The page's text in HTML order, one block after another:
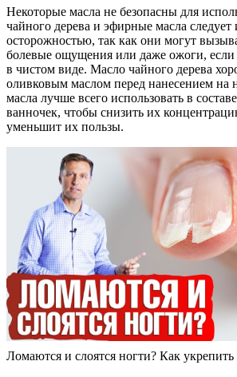
Некоторые масла не безопасны для
чайного дерева и эфирные масла следует
осторожностью, так как они могут
болевые ощущения или даже ожоги, если
в чистом виде. Масло чайного дерева
оливковым маслом перед нанесением на
масла лучше всего использовать в
ванночек, чтобы снизить их
уменьшит их пользы.
Ломаются и слоятся ногти? Как